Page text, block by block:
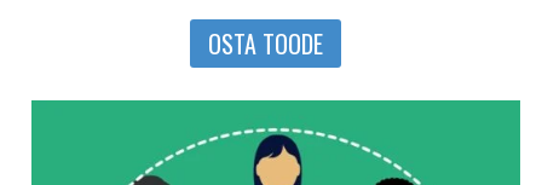
OSTA TOODE